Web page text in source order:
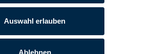
Auswahl erlauben
Ablehnen